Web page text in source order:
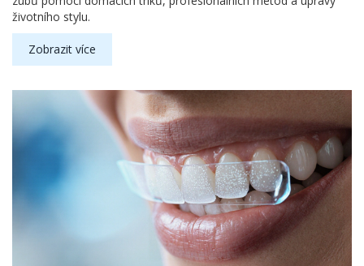
životního stylu.
Zobrazit více